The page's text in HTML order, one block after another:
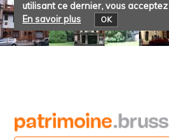
utilisant ce dernier, vous
En savoir plus
OK